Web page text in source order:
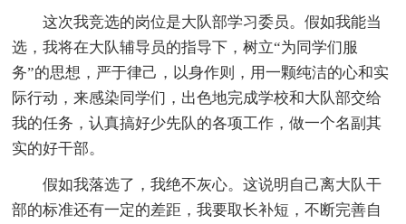
这次我竞选的岗位是大队部学习委员。假如我能当
选，我将在大队辅导员的指导下，树立“为同学们服
务”的思想，严于律己，以身作则，用一颗纯洁的心和实
际行动，来感染同学们，出色地完成学校和大队部交给
我的任务，认真搞好少先队的各项工作，做一个名副其
实的好干部。
假如我落选了，我绝不灰心。这说明自己离大队干
部的标准还有一定的差距，我要取长补短，不断完善自